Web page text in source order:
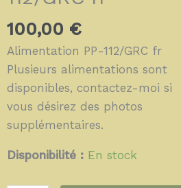
100,00 €
Alimentation PP-112/GRC fr
Plusieurs alimentations sont
disponibles, contactez-moi si
vous désirez des photos
supplémentaires.
Disponibilité : En stock